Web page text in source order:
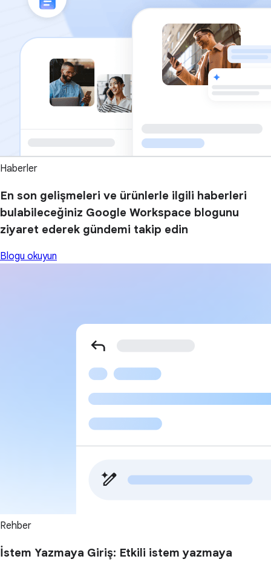
Haberler
En son gelişmeleri ve ürünlerle ilgili haberleri
bulabileceğiniz Google Workspace blogunu
ziyaret ederek gündemi takip edin
Blogu okuyun
Rehber
İstem Yazmaya Giriş: Etkili istem yazmaya